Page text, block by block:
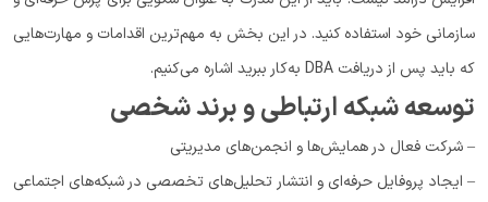
سازمانی خود استفاده کنید. در این بخش به مهم‌ترین اقدامات و مهارت‌هایی
که باید پس از دریافت DBA به‌کار ببرید اشاره می‌کنیم.
توسعه شبکه ارتباطی و برند شخصی
– شرکت فعال در همایش‌ها و انجمن‌های مدیریتی
– ایجاد پروفایل حرفه‌ای و انتشار تحلیل‌های تخصصی در شبکه‌های اجتماعی